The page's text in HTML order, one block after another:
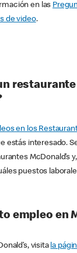
en las
de video.
en los
estás interesado.
McDonald’s
puestos
empleo en
visita la